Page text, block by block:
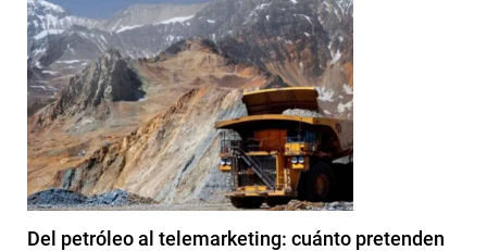
Del petróleo al telemarketing: cuánto pretenden